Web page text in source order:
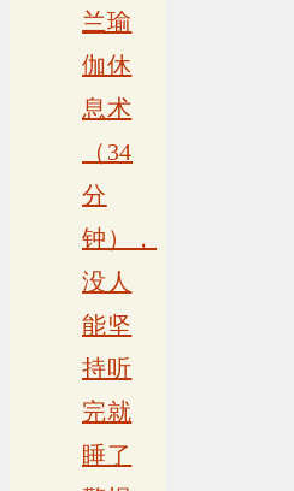
兰瑜
伽休
息术
（34
分
钟），
没人
能坚
持听
完就
睡了